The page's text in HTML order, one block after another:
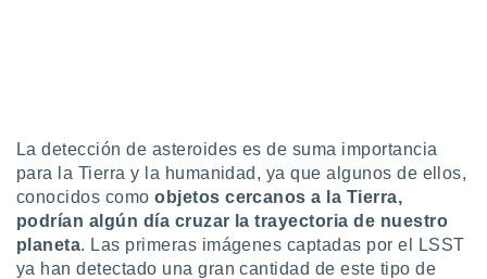
La detección de asteroides es de suma importancia
para la Tierra y la humanidad, ya que algunos de ellos,
conocidos como objetos cercanos a la Tierra,
podrían algún día cruzar la trayectoria de nuestro
planeta. Las primeras imágenes captadas por el LSST
ya han detectado una gran cantidad de este tipo de